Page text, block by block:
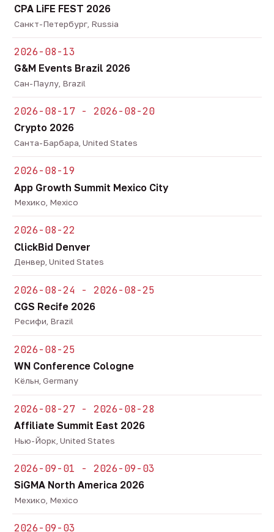
CPA LiFE FEST 2026
Санкт-Петербург, Russia
2026-08-13
G&M Events Brazil 2026
Сан-Паулу, Brazil
2026-08-17 - 2026-08-20
Crypto 2026
Санта-Барбара, United States
2026-08-19
App Growth Summit Mexico City
Мехико, Mexico
2026-08-22
ClickBid Denver
Денвер, United States
2026-08-24 - 2026-08-25
CGS Recife 2026
Ресифи, Brazil
2026-08-25
WN Conference Cologne
Кёльн, Germany
2026-08-27 - 2026-08-28
Affiliate Summit East 2026
Нью-Йорк, United States
2026-09-01 - 2026-09-03
SiGMA North America 2026
Мехико, Mexico
2026-09-03